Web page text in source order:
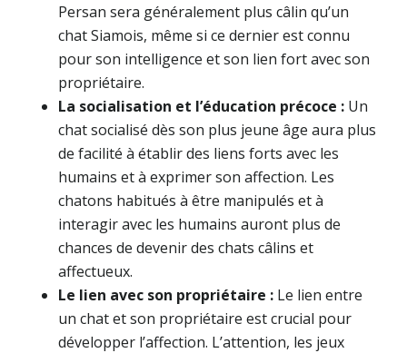
Persan sera généralement plus câlin qu’un
chat Siamois, même si ce dernier est connu
pour son intelligence et son lien fort avec son
propriétaire.
La socialisation et l’éducation précoce : Un
chat socialisé dès son plus jeune âge aura plus
de facilité à établir des liens forts avec les
humains et à exprimer son affection. Les
chatons habitués à être manipulés et à
interagir avec les humains auront plus de
chances de devenir des chats câlins et
affectueux.
Le lien avec son propriétaire : Le lien entre
un chat et son propriétaire est crucial pour
développer l’affection. L’attention, les jeux